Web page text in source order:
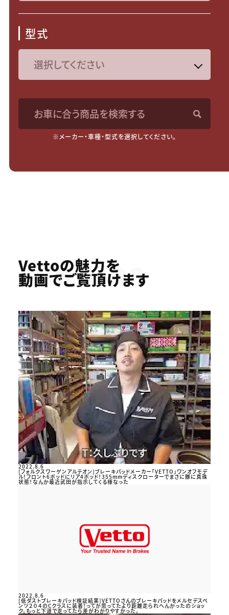
型式
お車に合う商品を検索する
※メーカー・車種・型式を選択してください。
Youtube
Vettoの魅力を
動画でご覧頂けます
2022.8.6
[フォルクスワーゲンアルテオン]ブレーキパッドメーカー「VETTO」ワンオフモデ
ル！フロント6ポッドにリア4ポッド！355mmディスクローターでまさに豚に真珠
状態！なんか最近武田が指示してくる様なった
2022.8.6
[低ダストブレーキパッド検証結果]VETTOさんのブレーキパッドをメルセデスベ
ンツ２０４のCクラスに装着！ってか思ってたより距離走られへんかったのショッ
ク。もっと下道で走ってたら差がわかりやすかった。